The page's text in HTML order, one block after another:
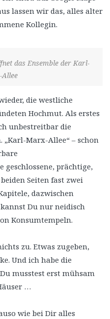
lassen wir das, alles alter
Kollegin.
das Ensemble der Karl-
die westliche
Hochmut. Als erstes
unbestreitbar die
„Karl-Marx-Allee“ – schon
prächtige,
Seiten fast zwei
dazwischen
Du nur neidisch
Konsumtempeln.
zu. Etwas zugeben,
Und ich habe die
musstest erst mühsam
…
wie bei Dir alles